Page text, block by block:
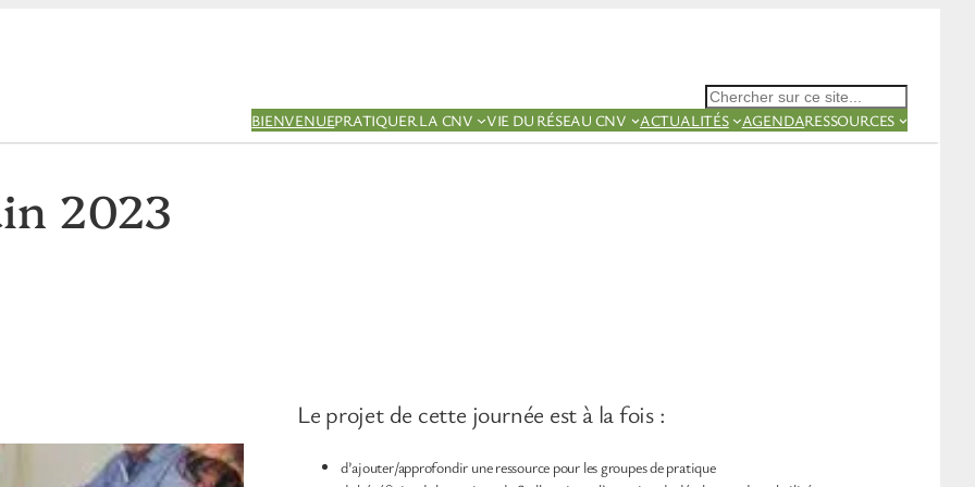
Rechercher
BIENVENUEPRATIQUER LA CNV VIE DU RÉSEAU CNV ACTUALITÉS AGENDARESSOURCES
2023
Le projet de cette journée est à la fois :
d’ajouter/approfondir une ressource pour les groupes de pratique